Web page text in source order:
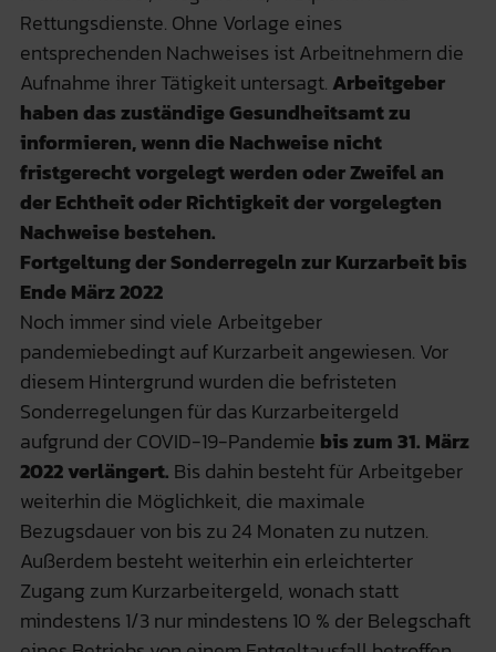
Rettungsdienste. Ohne Vorlage eines
entsprechenden Nachweises ist Arbeitnehmern die
Aufnahme ihrer Tätigkeit untersagt. Arbeitgeber
haben das zuständige Gesundheitsamt zu
informieren, wenn die Nachweise nicht
fristgerecht vorgelegt werden oder Zweifel an
der Echtheit oder Richtigkeit der vorgelegten
Nachweise bestehen.
Fortgeltung der Sonderregeln zur Kurzarbeit bis
Ende März 2022
Noch immer sind viele Arbeitgeber
pandemiebedingt auf Kurzarbeit angewiesen. Vor
diesem Hintergrund wurden die befristeten
Sonderregelungen für das Kurzarbeitergeld
aufgrund der COVID-19-Pandemie bis zum 31. März
2022 verlängert. Bis dahin besteht für Arbeitgeber
weiterhin die Möglichkeit, die maximale
Bezugsdauer von bis zu 24 Monaten zu nutzen.
Außerdem besteht weiterhin ein erleichterter
Zugang zum Kurzarbeitergeld, wonach statt
mindestens 1/3 nur mindestens 10 % der Belegschaft